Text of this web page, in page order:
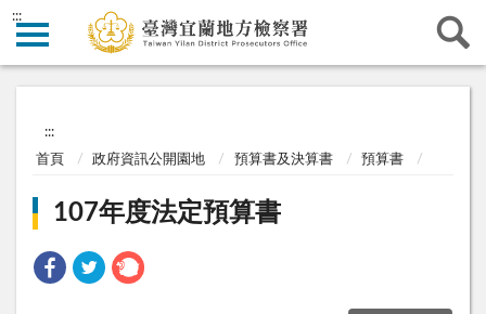
:::
:::
首頁 政府資訊公開園地 預算書及決算書 預算書
107年度法定預算書